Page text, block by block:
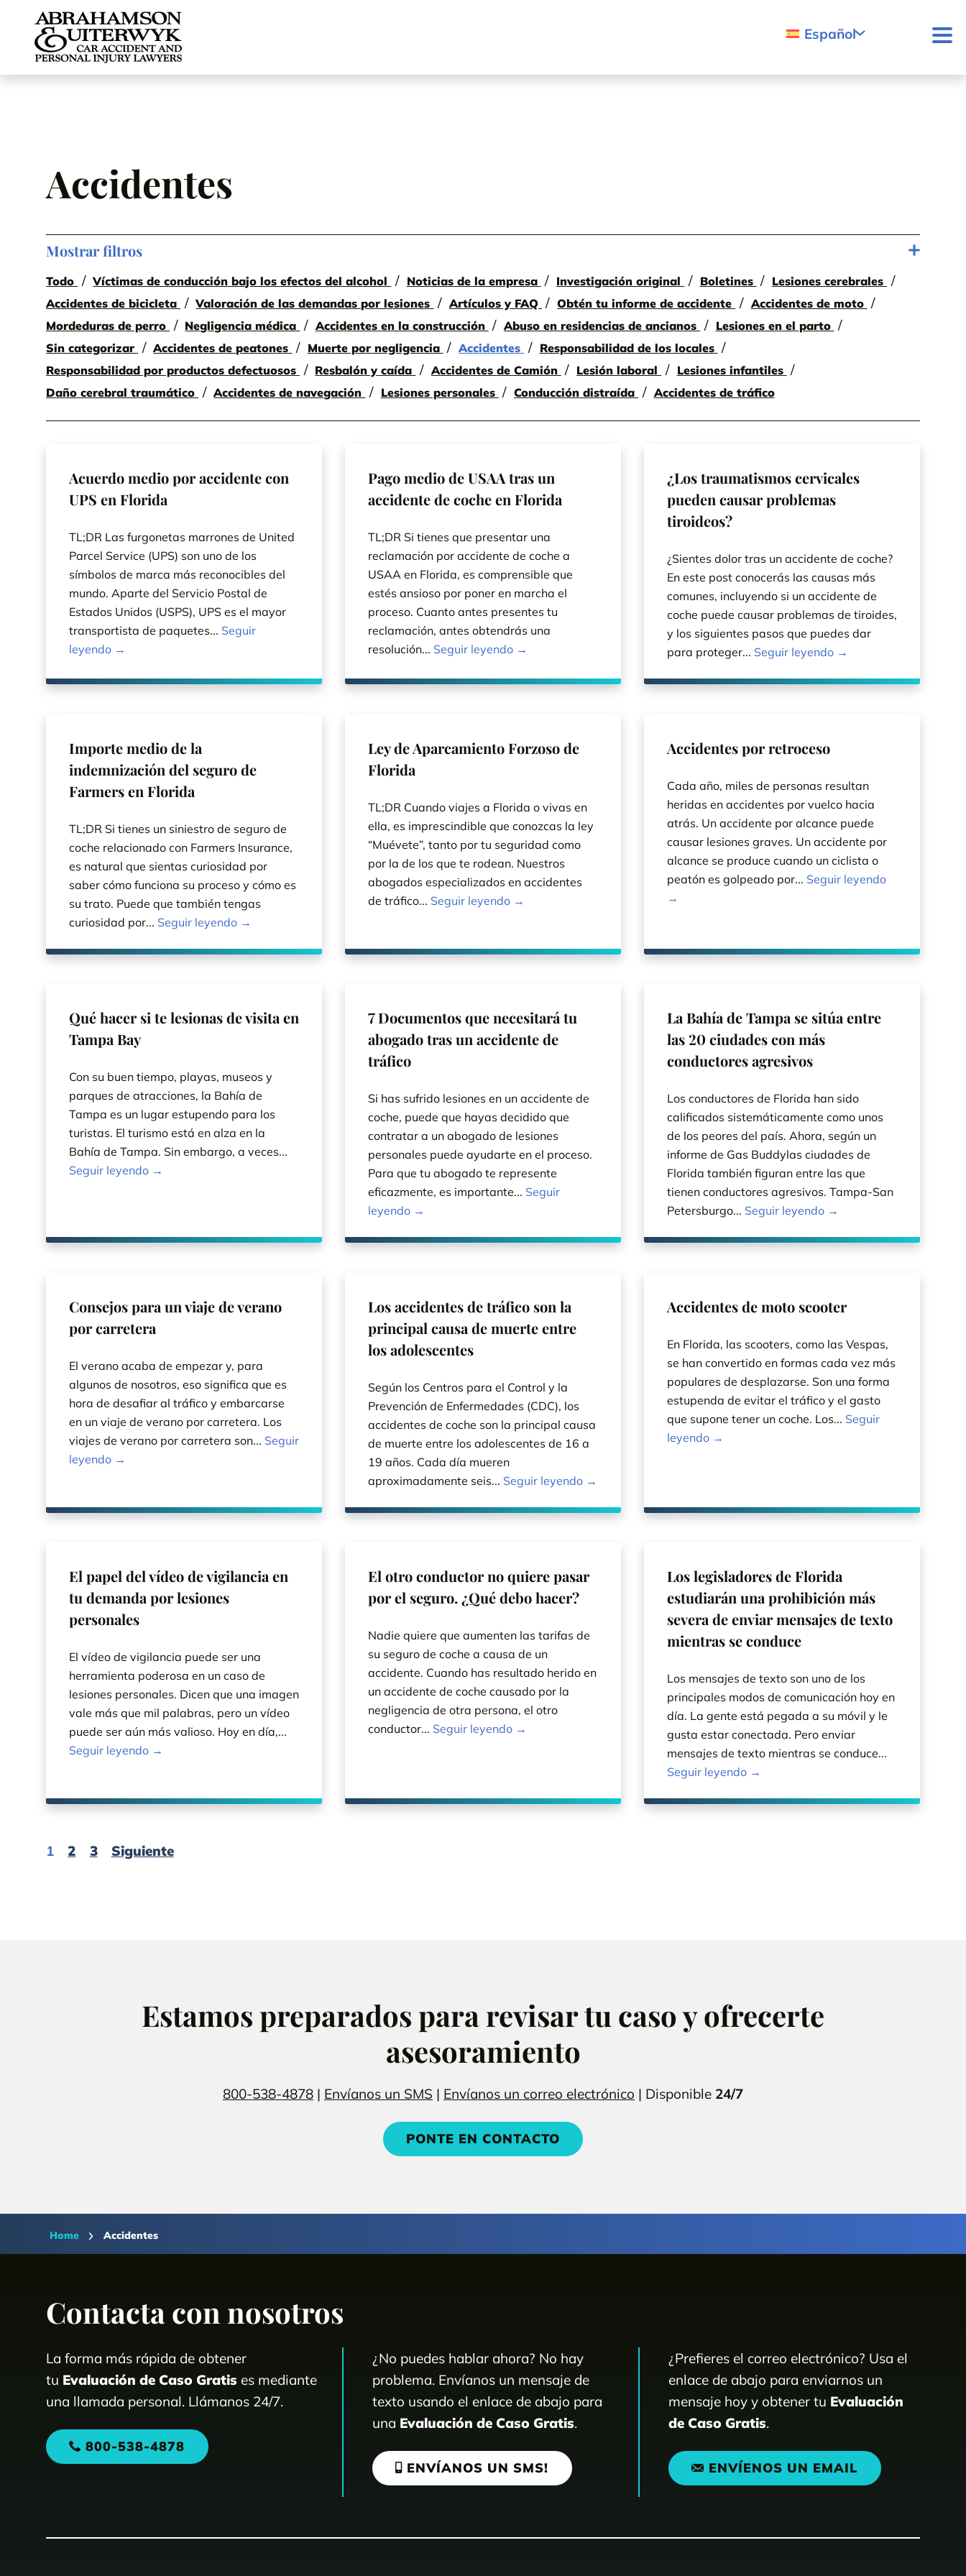
Skip to content
Español
Accidentes
Mostrar filtros
Todo Víctimas de conducción bajo los efectos del alcohol Noticias de la empresa Investigación original Boletines
Lesiones cerebrales
Accidentes de bicicleta
Valoración de las demandas por lesiones Artículos y FAQ Obtén tu informe de accidente
Accidentes de moto
Mordeduras de perro
Negligencia médica Accidentes en la construcción Abuso en residencias de ancianos
Lesiones en el parto
Sin categorizar
Accidentes de peatones Muerte por negligencia Accidentes
Responsabilidad de los locales
Responsabilidad por productos defectuosos
Resbalón y caída Accidentes de Camión Lesión laboral
Lesiones infantiles
Daño cerebral traumático
Accidentes de navegación Lesiones personales Conducción distraída Accidentes de tráfico
Acuerdo medio por accidente con
UPS en Florida
TL;DR Las furgonetas marrones de United
Parcel Service (UPS) son uno de los
símbolos de marca más reconocibles del
mundo. Aparte del Servicio Postal de
Estados Unidos (USPS), UPS es el mayor
transportista de paquetes... Seguir
leyendo →
Pago medio de USAA tras un
accidente de coche en Florida
TL;DR Si tienes que presentar una
reclamación por accidente de coche a
USAA en Florida, es comprensible que
estés ansioso por poner en marcha el
proceso. Cuanto antes presentes tu
reclamación, antes obtendrás una
resolución... Seguir leyendo →
¿Los traumatismos cervicales
pueden causar problemas
tiroideos?
¿Sientes dolor tras un accidente de coche?
En este post conocerás las causas más
comunes, incluyendo si un accidente de
coche puede causar problemas de tiroides,
y los siguientes pasos que puedes dar
para proteger... Seguir leyendo →
Importe medio de la
indemnización del seguro de
Farmers en Florida
TL;DR Si tienes un siniestro de seguro de
coche relacionado con Farmers Insurance,
es natural que sientas curiosidad por
saber cómo funciona su proceso y cómo es
su trato. Puede que también tengas
curiosidad por... Seguir leyendo →
Ley de Aparcamiento Forzoso de
Florida
TL;DR Cuando viajes a Florida o vivas en
ella, es imprescindible que conozcas la ley
“Muévete”, tanto por tu seguridad como
por la de los que te rodean. Nuestros
abogados especializados en accidentes
de tráfico... Seguir leyendo →
Accidentes por retroceso
Cada año, miles de personas resultan
heridas en accidentes por vuelco hacia
atrás. Un accidente por alcance puede
causar lesiones graves. Un accidente por
alcance se produce cuando un ciclista o
peatón es golpeado por... Seguir leyendo
→
Qué hacer si te lesionas de visita en
Tampa Bay
Con su buen tiempo, playas, museos y
parques de atracciones, la Bahía de
Tampa es un lugar estupendo para los
turistas. El turismo está en alza en la
Bahía de Tampa. Sin embargo, a veces...
Seguir leyendo →
7 Documentos que necesitará tu
abogado tras un accidente de
tráfico
Si has sufrido lesiones en un accidente de
coche, puede que hayas decidido que
contratar a un abogado de lesiones
personales puede ayudarte en el proceso.
Para que tu abogado te represente
eficazmente, es importante... Seguir
leyendo →
La Bahía de Tampa se sitúa entre
las 20 ciudades con más
conductores agresivos
Los conductores de Florida han sido
calificados sistemáticamente como unos
de los peores del país. Ahora, según un
informe de Gas Buddylas ciudades de
Florida también figuran entre las que
tienen conductores agresivos. Tampa-San
Petersburgo... Seguir leyendo →
Consejos para un viaje de verano
por carretera
El verano acaba de empezar y, para
algunos de nosotros, eso significa que es
hora de desafiar al tráfico y embarcarse
en un viaje de verano por carretera. Los
viajes de verano por carretera son... Seguir
leyendo →
Los accidentes de tráfico son la
principal causa de muerte entre
los adolescentes
Según los Centros para el Control y la
Prevención de Enfermedades (CDC), los
accidentes de coche son la principal causa
de muerte entre los adolescentes de 16 a
19 años. Cada día mueren
aproximadamente seis... Seguir leyendo →
Accidentes de moto scooter
En Florida, las scooters, como las Vespas,
se han convertido en formas cada vez más
populares de desplazarse. Son una forma
estupenda de evitar el tráfico y el gasto
que supone tener un coche. Los... Seguir
leyendo →
El papel del vídeo de vigilancia en
tu demanda por lesiones
personales
El vídeo de vigilancia puede ser una
herramienta poderosa en un caso de
lesiones personales. Dicen que una imagen
vale más que mil palabras, pero un vídeo
puede ser aún más valioso. Hoy en día,...
Seguir leyendo →
El otro conductor no quiere pasar
por el seguro. ¿Qué debo hacer?
Nadie quiere que aumenten las tarifas de
su seguro de coche a causa de un
accidente. Cuando has resultado herido en
un accidente de coche causado por la
negligencia de otra persona, el otro
conductor... Seguir leyendo →
Los legisladores de Florida
estudiarán una prohibición más
severa de enviar mensajes de texto
mientras se conduce
Los mensajes de texto son uno de los
principales modos de comunicación hoy en
día. La gente está pegada a su móvil y le
gusta estar conectada. Pero enviar
mensajes de texto mientras se conduce...
Seguir leyendo →
Page
1 Page
2 Page
3 Page
Siguiente
Estamos preparados para revisar tu caso y ofrecerte
asesoramiento
800-538-4878 | Envíanos un SMS | Envíanos un correo electrónico | Disponible 24/7
PONTE EN CONTACTO
Home Accidentes
Contacta con nosotros
La forma más rápida de obtener
tu Evaluación de Caso Gratis es mediante
una llamada personal. Llámanos 24/7.
800-538-4878
¿No puedes hablar ahora? No hay
problema. Envíanos un mensaje de
texto usando el enlace de abajo para
una Evaluación de Caso Gratis.
ENVÍANOS UN SMS!
¿Prefieres el correo electrónico? Usa el
enlace de abajo para enviarnos un
mensaje hoy y obtener tu Evaluación
de Caso Gratis.
ENVÍENOS UN EMAIL